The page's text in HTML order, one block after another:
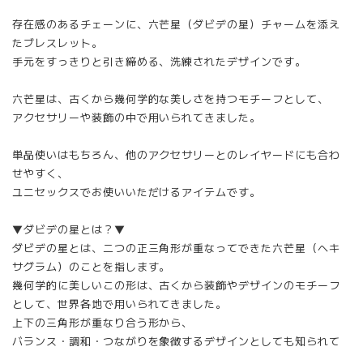
存在感のあるチェーンに、六芒星（ダビデの星）チャームを添え
たブレスレット。
手元をすっきりと引き締める、洗練されたデザインです。
六芒星は、古くから幾何学的な美しさを持つモチーフとして、
アクセサリーや装飾の中で用いられてきました。
単品使いはもちろん、他のアクセサリーとのレイヤードにも合わ
せやすく、
ユニセックスでお使いいただけるアイテムです。
▼ダビデの星とは？▼
ダビデの星とは、二つの正三角形が重なってできた六芒星（ヘキ
サグラム）のことを指します。
幾何学的に美しいこの形は、古くから装飾やデザインのモチーフ
として、世界各地で用いられてきました。
上下の三角形が重なり合う形から、
バランス・調和・つながりを象徴するデザインとしても知られて